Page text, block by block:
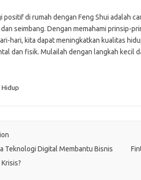
positif di rumah dengan Feng Shui adalah
seimbang. Dengan memahami prinsip-
hari, kita dapat meningkatkan kualitas
dan fisik. Mulailah dengan langkah kecil
Hidup
Teknologi Digital Membantu Bisnis